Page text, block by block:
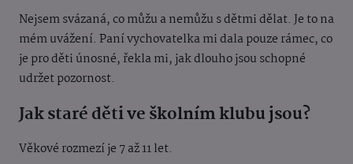
Nejsem svázaná, co můžu a nemůžu s dětmi dělat. Je to na
mém uvážení. Paní vychovatelka mi dala pouze rámec, co
je pro děti únosné, řekla mi, jak dlouho jsou schopné
udržet pozornost.
Jak staré děti ve školním klubu jsou?
Věkové rozmezí je 7 až 11 let.